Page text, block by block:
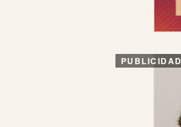
PUBLICIDAD